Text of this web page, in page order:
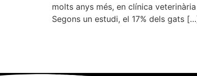
molts anys més, en clínica
Segons un estudi, el 17% dels gats